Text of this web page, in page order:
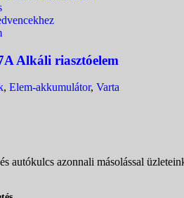
Alkáli riasztóelem
, Elem-akkumulátor, Varta
autókulcs azonnali másolással